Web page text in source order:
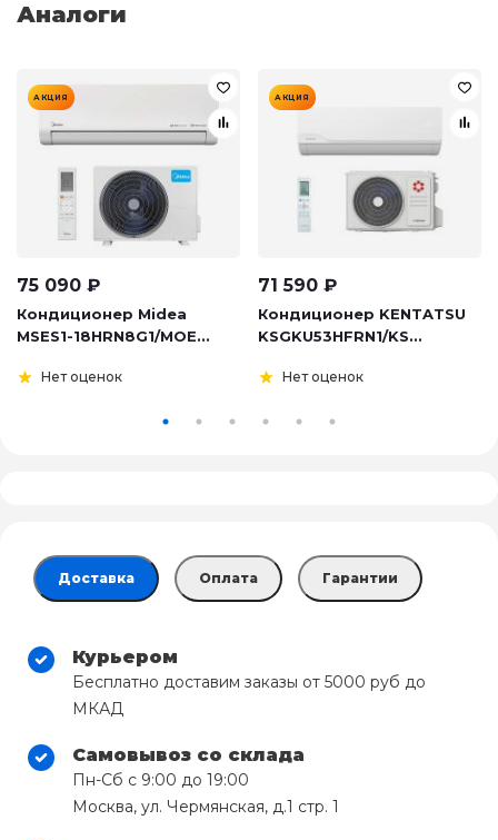
Аналоги
АКЦИЯ
75 090 ₽
Кондиционер Midea
MSES1-18HRN8G1/MOE...
Нет оценок
АКЦИЯ
71 590 ₽
Кондиционер KENTATSU
KSGKU53HFRN1/KS...
Нет оценок
Доставка Оплата Гарантии
Курьером
Бесплатно доставим заказы от 5000 руб до
МКАД
Самовывоз со склада
Пн-Сб с 9:00 до 19:00
Москва, ул. Чермянская, д.1 стр. 1